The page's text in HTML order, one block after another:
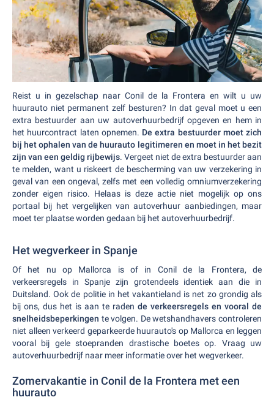
Reist u in gezelschap naar Conil de la Frontera en wilt u uw
huurauto niet permanent zelf besturen? In dat geval moet u een
extra bestuurder aan uw autoverhuurbedrijf opgeven en hem in
het huurcontract laten opnemen. De extra bestuurder moet zich
bij het ophalen van de huurauto legitimeren en moet in het bezit
zijn van een geldig rijbewijs. Vergeet niet de extra bestuurder aan
te melden, want u riskeert de bescherming van uw verzekering in
geval van een ongeval, zelfs met een volledig omniumverzekering
zonder eigen risico. Helaas is deze actie niet mogelijk op ons
portaal bij het vergelijken van autoverhuur aanbiedingen, maar
moet ter plaatse worden gedaan bij het autoverhuurbedrijf.
Het wegverkeer in Spanje
Of het nu op Mallorca is of in Conil de la Frontera, de
verkeersregels in Spanje zijn grotendeels identiek aan die in
Duitsland. Ook de politie in het vakantieland is net zo grondig als
bij ons, dus het is aan te raden de verkeersregels en vooral de
snelheidsbeperkingen te volgen. De wetshandhavers controleren
niet alleen verkeerd geparkeerde huurauto's op Mallorca en leggen
vooral bij gele stoepranden drastische boetes op. Vraag uw
autoverhuurbedrijf naar meer informatie over het wegverkeer.
Zomervakantie in Conil de la Frontera met een
huurauto